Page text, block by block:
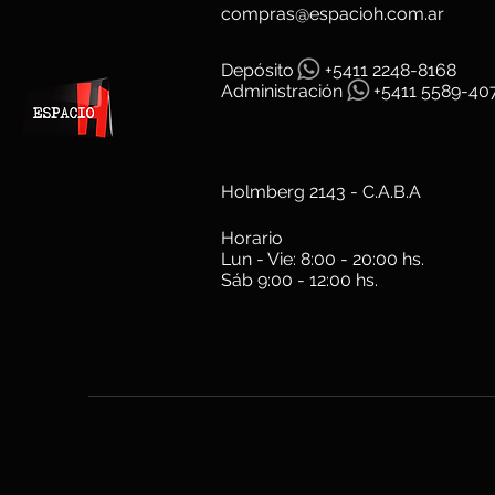
compras@espacioh.com.ar
Depósito
+5411 2248-8168
Administración
+5411 5589-
Holmberg 2143 - C.A.B.A
Horario
Lun - Vie: 8:00 - 20:00 hs.
Sáb 9:00 - 12:00 hs.